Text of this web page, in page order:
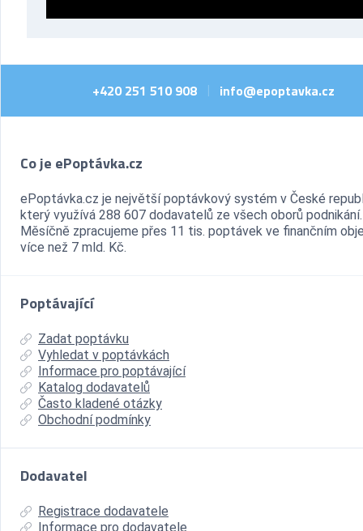
+420 251 510 908 info@epoptavka.cz
Co je ePoptávka.cz
ePoptávka.cz je největší poptávkový systém v České
který využívá 288 607 dodavatelů ze všech oborů podnikání.
Měsíčně zpracujeme přes 11 tis. poptávek ve finančním
více než 7 mld. Kč.
Poptávající
Zadat poptávku
Vyhledat v poptávkách
Informace pro poptávající
Katalog dodavatelů
Často kladené otázky
Obchodní podmínky
Dodavatel
Registrace dodavatele
Informace pro dodavatele